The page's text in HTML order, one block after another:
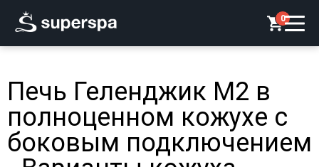
0
Печь Геленджик М2 в
полноценном кожухе с
боковым подключением